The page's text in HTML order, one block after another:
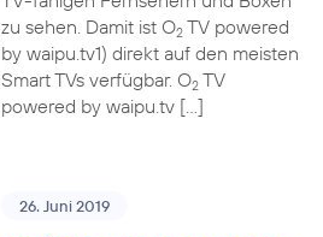
zu sehen. Damit ist O2TV powered
by waipu.tv1) direkt auf den meisten
Smart TVs verfügbar. O2TV
powered by waipu.tv […]
26. Juni 2019